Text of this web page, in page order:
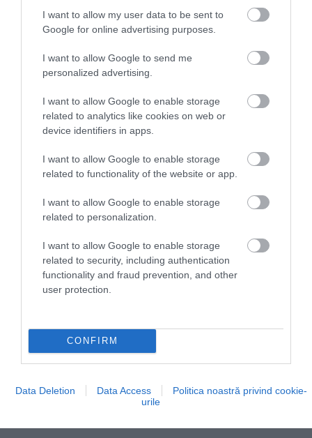
I want to allow my user data to be sent to
Google for online advertising purposes.
I want to allow Google to send me
personalized advertising.
I want to allow Google to enable storage
related to analytics like cookies on web or
device identifiers in apps.
I want to allow Google to enable storage
related to functionality of the website or app.
I want to allow Google to enable storage
related to personalization.
I want to allow Google to enable storage
related to security, including authentication
functionality and fraud prevention, and other
user protection.
CONFIRM
Data Deletion Data Access
Politica noastră privind cookie-
urile
Un nou tren de mare viteză te va duce de la
Roma direct la Pompei, în mai puțin de două
Serviciul non-stop va funcționa inițial doar în a treia
duminică a lunii, astfel că următoarele…
DESTINAȚII